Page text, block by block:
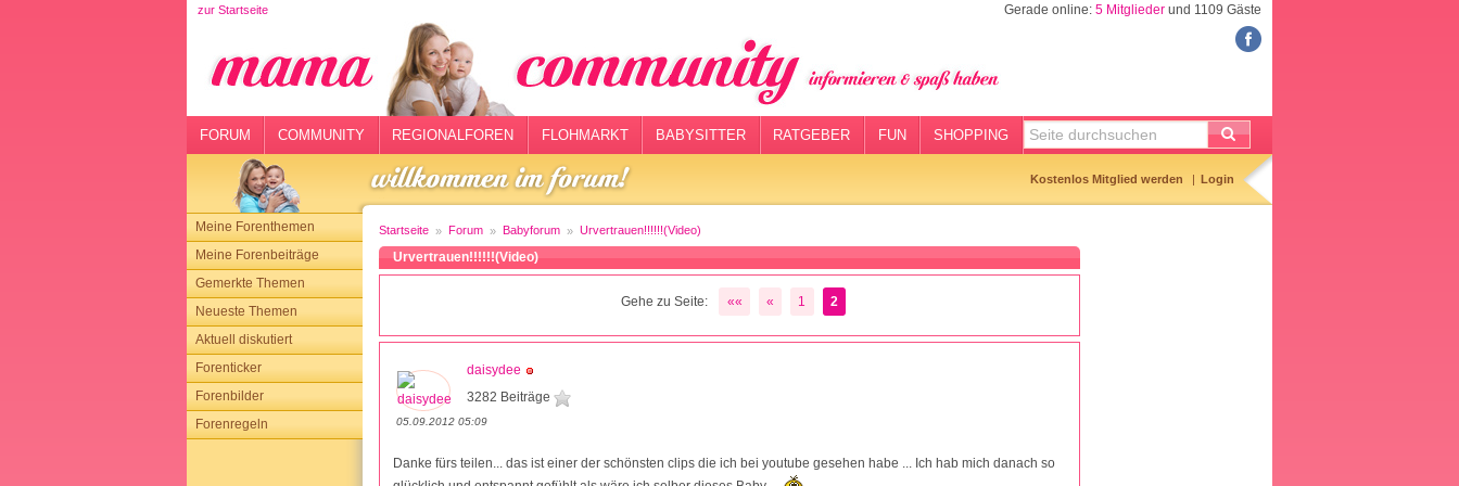
zur Startseite Gerade online: 5 Mitglieder und 1109 Gäste
FORUM COMMUNITY REGIONALFOREN FLOHMARKT BABYSITTER RATGEBER FUN SHOPPING
Kostenlos Mitglied werden Login
Meine Forenthemen
Meine Forenbeiträge
Gemerkte Themen
Neueste Themen
Aktuell diskutiert
Forenticker
Forenbilder
Forenregeln
Startseite Forum Babyforum Urvertrauen!!!!!!(Video)
Urvertrauen!!!!!!(Video)
Gehe zu Seite: «« « 1 2
daisydee
3282 Beiträge
05.09.2012 05:09
Danke fürs teilen... das ist einer der schönsten clips die ich bei youtube gesehen habe ... Ich hab mich danach so